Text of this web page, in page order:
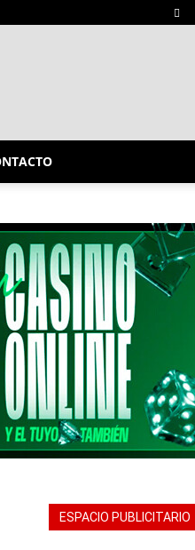
ESPACIO PUBLICITARIO